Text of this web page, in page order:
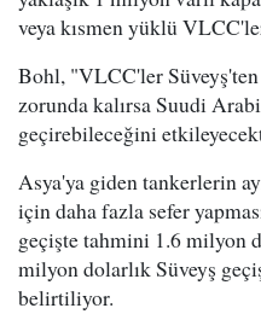
veya kısmen yüklü
Bohl, "VLCC'ler
zorunda kalırsa Suudi
geçirebileceğini
Asya'ya giden tankerlerin
için daha fazla sefer
geçişte tahmini 1.6 milyon
milyon dolarlık Süveyş
belirtiliyor.